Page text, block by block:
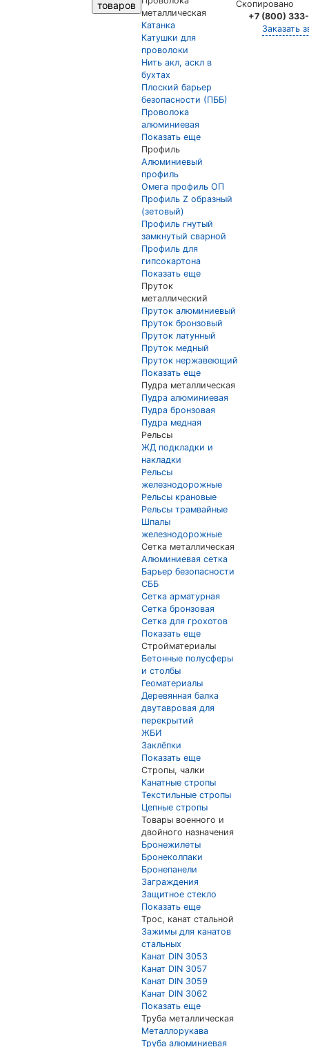
товаров
металлическая
Катанка
Катушки для
проволоки
Нить акл, аскл в
бухтах
Плоский барьер
безопасности (ПББ)
Проволока
алюминиевая
Показать еще
Профиль
Алюминиевый
профиль
Омега профиль ОП
Профиль Z образный
(зетовый)
Профиль гнутый
замкнутый сварной
Профиль для
гипсокартона
Показать еще
Пруток
металлический
Пруток алюминиевый
Пруток бронзовый
Пруток латунный
Пруток медный
Пруток нержавеющий
Показать еще
Пудра металлическая
Пудра алюминиевая
Пудра бронзовая
Пудра медная
Рельсы
ЖД подкладки и
накладки
Рельсы
железнодорожные
Рельсы крановые
Рельсы трамвайные
Шпалы
железнодорожные
Сетка металлическая
Алюминиевая сетка
Барьер безопасности
СББ
Сетка арматурная
Сетка бронзовая
Сетка для грохотов
Показать еще
Стройматериалы
Бетонные полусферы
и столбы
Геоматериалы
Деревянная балка
двутавровая для
перекрытий
ЖБИ
Заклёпки
Показать еще
Стропы, чалки
Канатные стропы
Текстильные стропы
Цепные стропы
Товары военного и
двойного назначения
Бронежилеты
Бронеколпаки
Бронепанели
Заграждения
Защитное стекло
Показать еще
Трос, канат стальной
Зажимы для канатов
стальных
Канат DIN 3053
Канат DIN 3057
Канат DIN 3059
Канат DIN 3062
Показать еще
Труба металлическая
Металлорукава
Труба алюминиевая
Скопировано
+7 (800)
Заказать